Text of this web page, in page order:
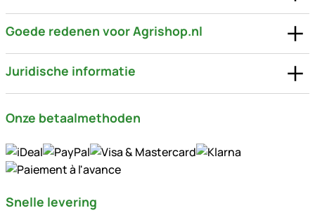
Goede redenen voor Agrishop.nl
Juridische informatie
Onze betaalmethoden
Snelle levering